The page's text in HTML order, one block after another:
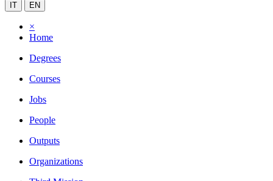
IT EN
×
Home
Degrees
Courses
Jobs
People
Outputs
Organizations